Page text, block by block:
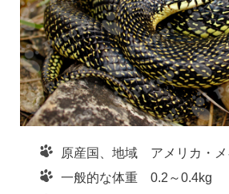
原産国、地域 アメリカ・メ
一般的な体重 0.2～0.4kg